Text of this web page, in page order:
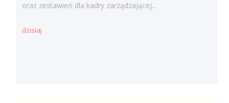
oraz zestawień dla kadry zarządzającej...
dzisiaj